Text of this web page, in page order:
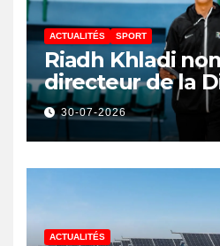
ACTUALITÉS SPORT
Riadh Khladi
directeur de la
Nationale de
30-07-2026
ACTUALITÉS